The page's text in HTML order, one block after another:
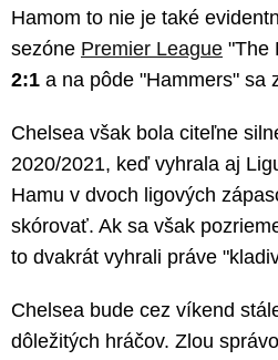
Hamom to nie je také
sezóne Premier League "The
2:1 a na pôde "Hammers" sa
Chelsea však bola citeľne
2020/2021, keď vyhrala aj
Hamu v dvoch ligových
skórovať. Ak sa však
to dvakrát vyhrali práve
Chelsea bude cez víkend
dôležitých hráčov. Zlou